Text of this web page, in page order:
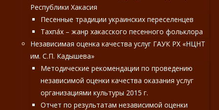
Республики Хакасия
Песенные традиции украинских переселенцев
Тахпа́х – жанр хакасского песенного фольклора
Независимая оценка качества услуг ГАУК РХ «НЦНТ
им. С.П. Кадышева»
Методические рекомендации по проведению
независимой оценки качества оказания услуг
организациями культуры 2015 г.
Отчет по результатам независимой оценки